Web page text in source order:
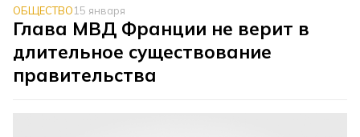
ОБЩЕСТВО15 января
Глава МВД Франции не верит в
длительное существование
правительства